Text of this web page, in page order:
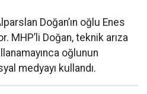
Doğan’ın oğlu Enes
MHP’li Doğan, teknik arıza
oğlunun
medyayı kullandı.